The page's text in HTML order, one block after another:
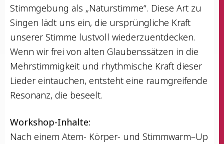
Stimm­ge­bung als „Natur­stim­me“. Die­se Art zu
Sin­gen lädt uns ein, die ursprüng­li­che Kraft
unse­rer Stim­me lust­voll wie­der­zu­ent­de­cken.
Wenn wir frei von alten Glau­bens­sät­zen in die
Mehr­stim­mig­keit und rhyth­mi­sche Kraft die­ser
Lie­der ein­tau­chen, ent­steht eine raum­grei­fen­de
Reso­nanz, die beseelt.
Work­shop-Inhal­te:
Nach einem Atem- Kör­per- und Stimmwarm–Up